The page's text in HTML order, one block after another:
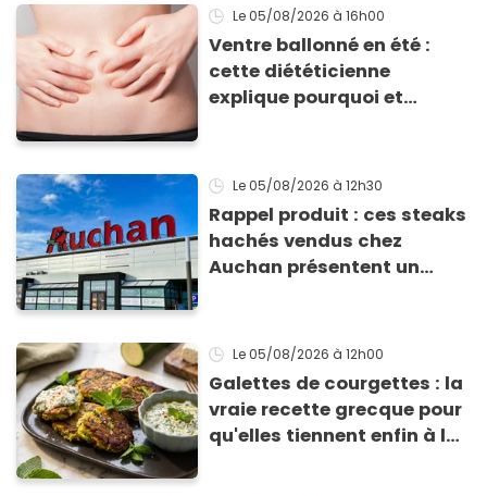
Le 05/08/2026 à 16h00
Ventre ballonné en été :
cette diététicienne
explique pourquoi et
Le 05/08/2026 à 12h30
Rappel produit : ces steaks
hachés vendus chez
Auchan présentent un
Le 05/08/2026 à 12h00
Galettes de courgettes : la
vraie recette grecque pour
qu'elles tiennent enfin à la